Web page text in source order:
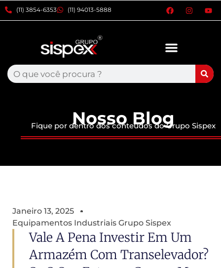
xxxx(11) 3854-6353 (11) 94013-5888
Nosso Blog
Fique por dentro dos conteúdos do Grupo Sispex
Janeiro 13, 2025
Equipamentos Industriais Grupo Sispex
Vale A Pena Investir Em Um
Armazém Com Transelevador?